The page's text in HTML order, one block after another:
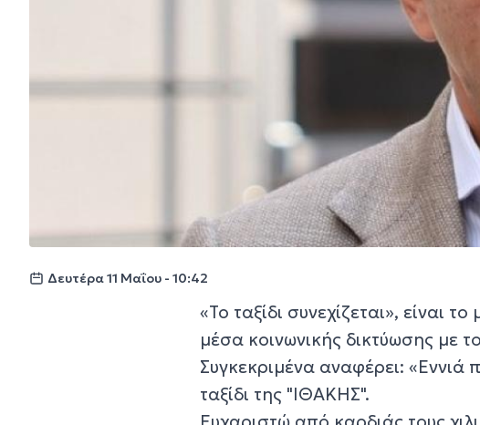
Δευτέρα 11 Μαΐου - 10:42
«Το ταξίδι συνεχίζεται», είναι
μέσα κοινωνικής δικτύωσης με
Συγκεκριμένα αναφέρει: «Εννιά
ταξίδι της "ΙΘΑΚΗΣ".